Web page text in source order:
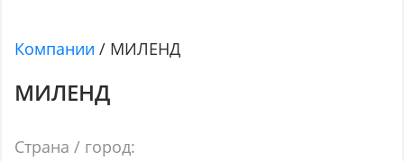
Компании / МИЛЕНД
МИЛЕНД
Страна / город: